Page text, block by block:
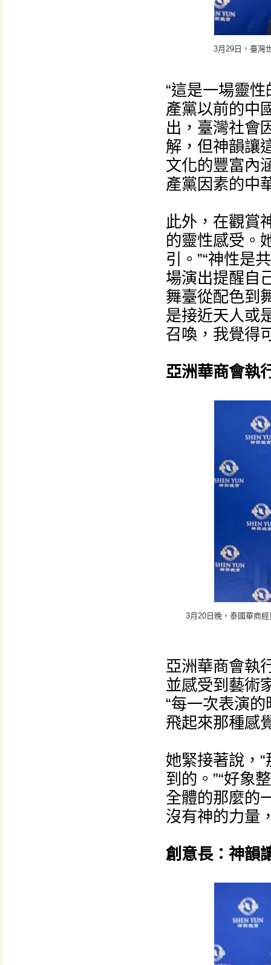
3月29日，臺灣
“這是一場靈
產黨以前的中
出，臺灣社會
解，但神韻讓
文化的豐富內
產黨因素的中
此外，在觀賞
的靈性感受。
引。”“神性是
場演出提醒自
舞臺從配色到
是接近天人或
召喚，我覺得
亞洲華商會執
3月20日晚，泰國華商
亞洲華商會執
並感受到藝術
“每一次表演
飛起來那種感
她緊接著說，
到的。”“好象
全體的那麼的
沒有神的力量
創意長：神韻